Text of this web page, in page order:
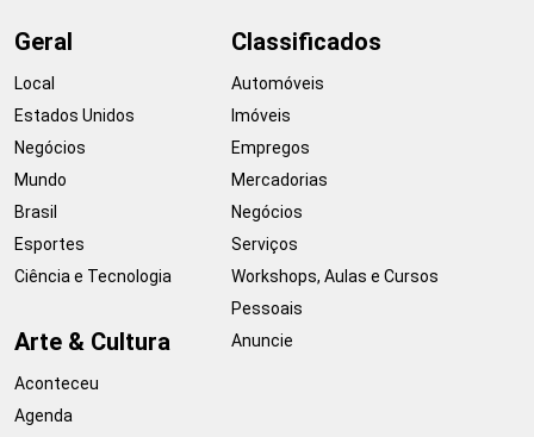
Geral
Local
Estados Unidos
Negócios
Mundo
Brasil
Esportes
Ciência e Tecnologia
Arte & Cultura
Aconteceu
Agenda
Classificados
Automóveis
Imóveis
Empregos
Mercadorias
Negócios
Serviços
Workshops, Aulas e Cursos
Pessoais
Anuncie